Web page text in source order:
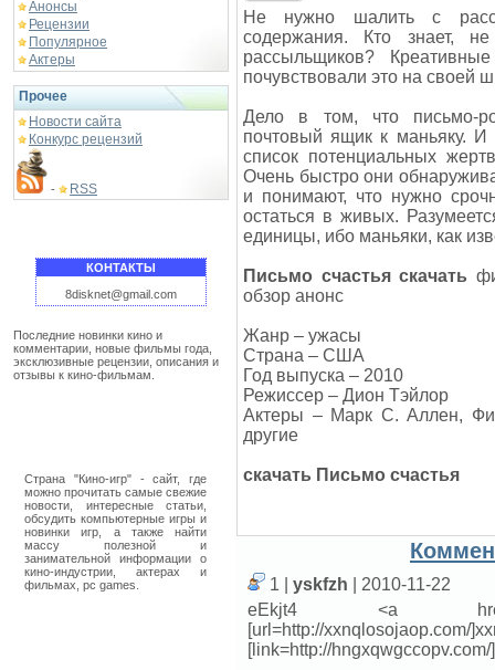
Анонсы
Рецензии
Популярное
Актеры
Прочее
Новости сайта
Конкурс рецензий
- RSS
КОНТАКТЫ
8disknet@gmail.com
Последние новинки кино и
комментарии, новые фильмы года,
эксклюзивные рецензии, описания и
отзывы к кино-фильмам.
Страна "Кино-игр" - сайт, где
можно прочитать самые свежие
новости, интересные статьи,
обсудить компьютерные игры и
новинки игр, а также найти
массу полезной и
занимательной информации о
кино-индустрии, актерах и
фильмах, pc games.
Не нужно шалить с
содержания. Кто знает,
рассыльщиков?
почувствовали это на своей
Дело в том, что письмо-
почтовый ящик к маньяку.
список потенциальных
Очень быстро они
и понимают, что нужно
остаться в живых.
единицы, ибо маньяки, как
Письмо счастья скачать
обзор анонс
Жанр – ужасы
Страна – США
Год выпуска – 2010
Режиссер – Дион Тэйлор
Актеры – Марк С. Аллен,
другие
скачать Письмо счастья
1 | yskfzh
| 2010-11-22
eEkjt4 <a href="http://
[url=http://xxnqlosojaop.com/
[link=http://